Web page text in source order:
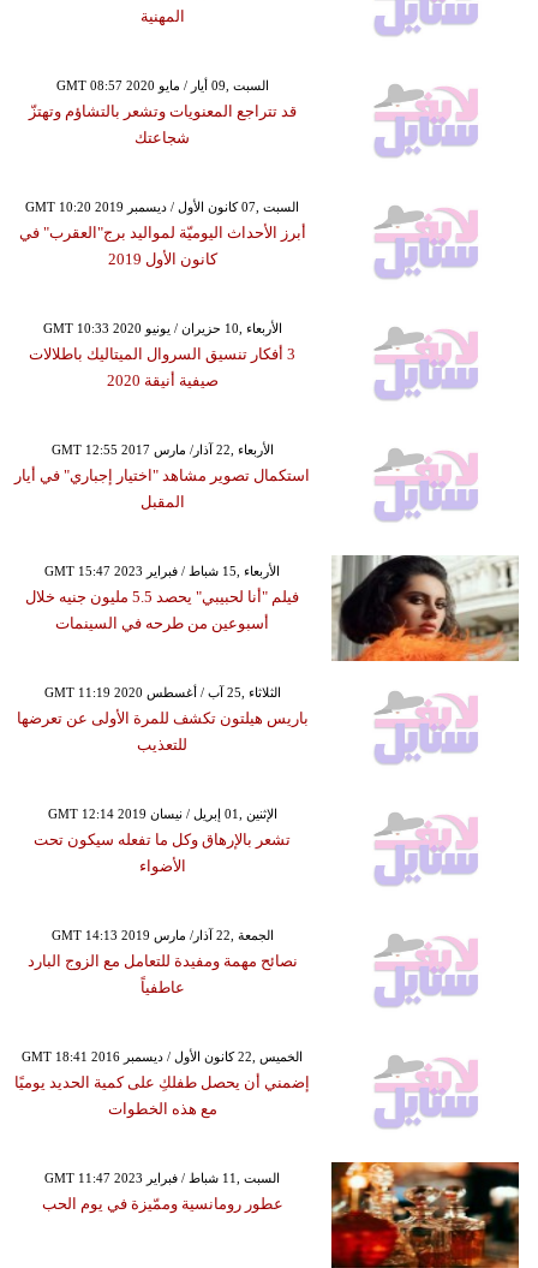
المهنية
GMT 08:57 2020 السبت ,09 أيار / مايو
قد تتراجع المعنويات وتشعر بالتشاؤم وتهتزّ
شجاعتك
GMT 10:20 2019 السبت ,07 كانون الأول / ديسمبر
أبرز الأحداث اليوميّة لمواليد برج"العقرب" في
كانون الأول 2019
GMT 10:33 2020 الأربعاء ,10 حزيران / يونيو
3 أفكار تنسيق السروال الميتاليك باطلالات
صيفية أنيقة 2020
GMT 12:55 2017 الأربعاء ,22 آذار/ مارس
استكمال تصوير مشاهد "اختيار إجباري" في أيار
المقبل
GMT 15:47 2023 الأربعاء ,15 شباط / فبراير
فيلم "أنا لحبيبي" يحصد 5.5 مليون جنيه خلال
أسبوعين من طرحه في السينمات
GMT 11:19 2020 الثلاثاء ,25 آب / أغسطس
باريس هيلتون تكشف للمرة الأولى عن تعرضها
للتعذيب
GMT 12:14 2019 الإثنين ,01 إبريل / نيسان
تشعر بالإرهاق وكل ما تفعله سيكون تحت
الأضواء
GMT 14:13 2019 الجمعة ,22 آذار/ مارس
نصائح مهمة ومفيدة للتعامل مع الزوج البارد
عاطفياً
GMT 18:41 2016 الخميس ,22 كانون الأول / ديسمبر
إضمني أن يحصل طفلكِ على كمية الحديد يوميًا
مع هذه الخطوات
GMT 11:47 2023 السبت ,11 شباط / فبراير
عطور رومانسية وممّيزة في يوم الحب